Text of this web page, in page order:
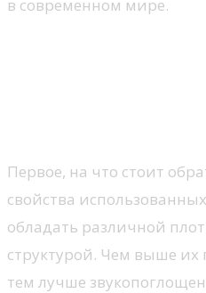
в современном мире.
Первое, на что стоит
свойства
обладать различной
структурой. Чем выше их
тем лучше